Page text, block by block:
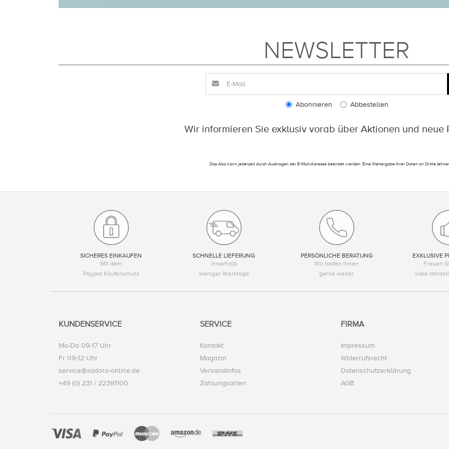
NEWSLETTER
Abonnieren Abbestellen
Wir informieren Sie exklusiv vorab über Aktionen und neue
Das Abo kann jederzeit durch Austragen der E-Mail-Adresse beendet werden. Eine Weitergabe Ihrer Daten an Dritte
SICHERES EINKAUFEN
Mit dem
Paypal Käuferschutz
SCHNELLE LIEFERUNG
Innerhalb
weniger Werktage
PERSÖNLICHE BERATUNG
Wir helfen Ihnen
gerne weiter
EXKLUSIVE
Freuen
viele
KUNDENSERVICE
Mo-Do 09-17 Uhr
Fr 09-12 Uhr
service@xadora-online.de
+49 (0) 231 / 22391100
SERVICE
Kontakt
Magazin
Versandinfos
Zahlungsarten
FIRMA
Impressum
Widerrufsrecht
Datenschutzerklärung
AGB